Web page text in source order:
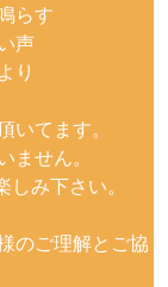
らす
声
り
てます。
せん。
み下さい。
のご理解とご協